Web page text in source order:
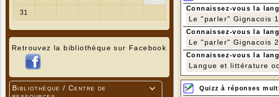
Retrouvez la bibliothèque sur Facebook

Bibliothèque / Centre de
Connaissez-vous la
Le "parler" Gignacois 1
Connaissez-vous la
Le "parler" Gignacois 2
Connaissez-vous la
Langue et littérature
Quizz à réponses